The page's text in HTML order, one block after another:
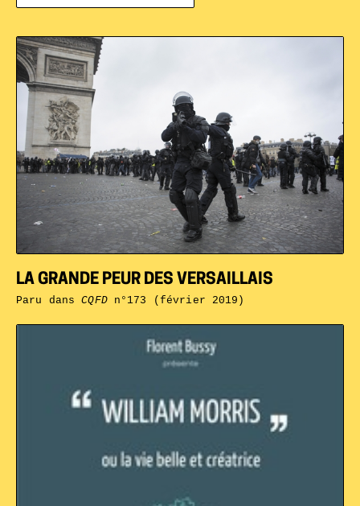
LA GRANDE PEUR DES VERSAILLAIS
Paru dansCQFDn°173 (février 2019)